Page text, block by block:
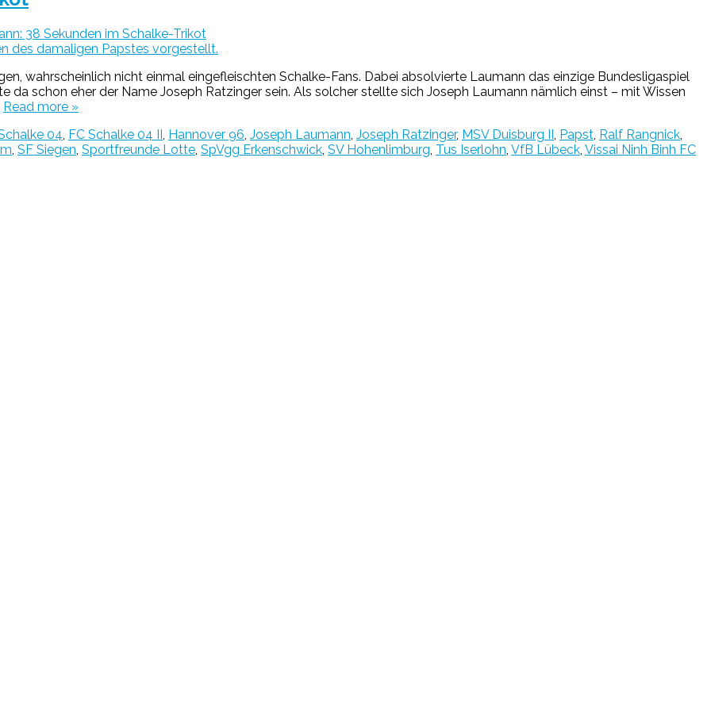
38 Sekunden im Schalke-Trikot
wahrscheinlich nicht einmal eingefleischten Schalke-Fans. Dabei absolvierte Laumann das einzige Bundesligaspiel
da schon eher der Name Joseph Ratzinger sein. Als solcher stellte sich Joseph Laumann nämlich einst – mit Wissen
Read more »
04 FC Schalke 04 II Hannover 96 Joseph Laumann Joseph Ratzinger, MSV Duisburg II Papst Ralf Rangnick
SF Siegen Sportfreunde Lotte SpVgg Erkenschwick SV Hohenlimburg Tus Iserlohn VfB Lübeck Vissai Ninh Binh FC